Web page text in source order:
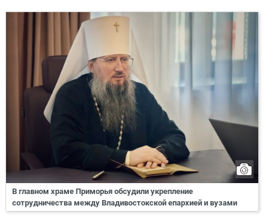
В главном храме Приморья обсудили укрепление
сотрудничества между Владивостокской епархией и вузами